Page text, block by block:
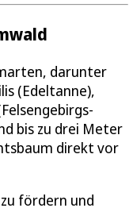
darunter
(Edeltanne),
bis zu drei Meter
direkt vor
fördern und